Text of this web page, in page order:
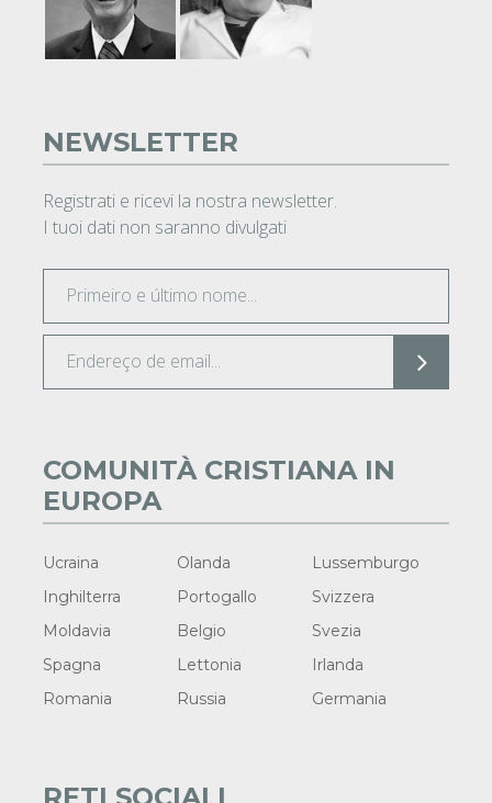
NEWSLETTER
Registrati e ricevi la nostra newsletter.
I tuoi dati non saranno divulgati
COMUNITÀ CRISTIANA IN
EUROPA
Ucraina Olanda
Lussemburgo
Inghilterra
Portogallo
Svizzera
Moldavia
Belgio
Svezia
Spagna
Lettonia
Irlanda
Romania
Russia Germania
RETI SOCIALI